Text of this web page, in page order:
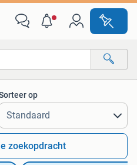
op
zoekopdracht